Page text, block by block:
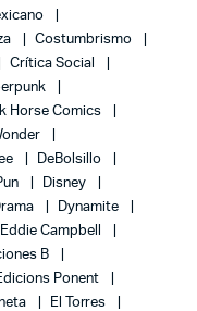
Costumbrismo
Crítica Social
Horse Comics
DeBolsillo
Disney
Dynamite
Eddie Campbell
B
Ponent
El Torres